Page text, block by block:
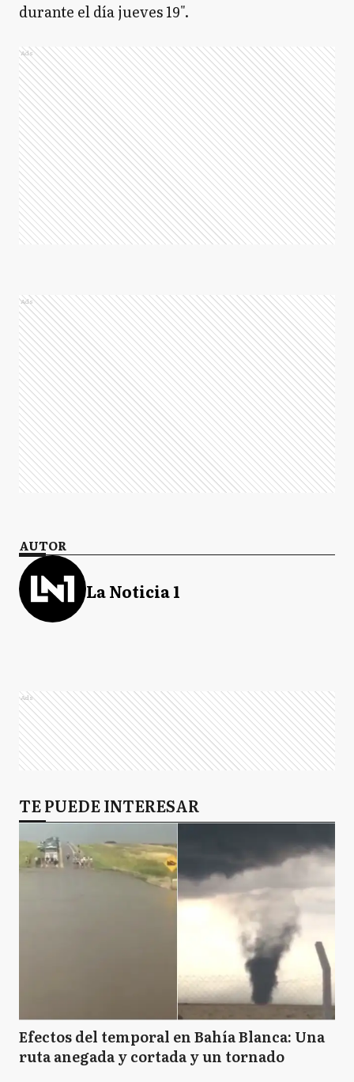
durante el día jueves 19".
Ads
Ads
AUTOR
La Noticia 1
Ads
TE PUEDE INTERESAR
Efectos del temporal en Bahía Blanca: Una
ruta anegada y cortada y un tornado